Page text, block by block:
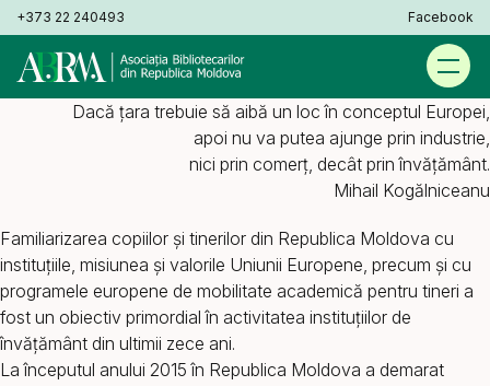
+373 22 240493 Facebook
Dacă țara trebuie să aibă un loc în conceptul Europei,
apoi nu va putea ajunge prin industrie,
nici prin comerţ, decât prin învăţământ.
Mihail Kogălniceanu
Familiarizarea copiilor şi tinerilor din Republica Moldova cu
instituţiile, misiunea şi valorile Uniunii Europene, precum şi cu
programele europene de mobilitate academică pentru tineri a
fost un obiectiv primordial în activitatea instituțiilor de
învățământ din ultimii zece ani.
La începutul anului 2015 în Republica Moldova a demarat